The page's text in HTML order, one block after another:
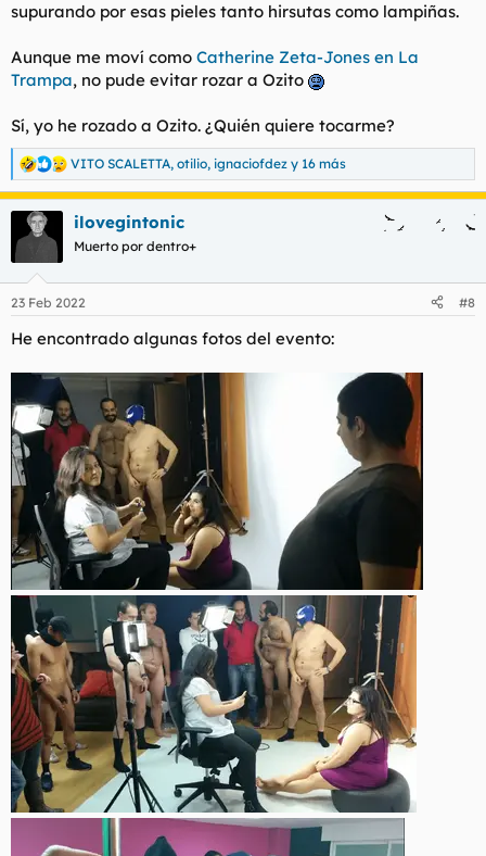
supurando por esas pieles tanto hirsutas como lampiñas.
Aunque me moví como Catherine Zeta-Jones en La
Trampa, no pude evitar rozar a Ozito
Sí, yo he rozado a Ozito. ¿Quién quiere tocarme?
R
e
a
c
e
:
VITO SCALETTA, otilio, ignaciofdez y 16 más
ilovegintonic
Muerto por dentro+
23 Feb 2022 #8
He encontrado algunas fotos del evento: